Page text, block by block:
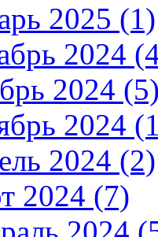
2025 (1)
2024
2024 (5)
2024
2024 (2)
2024 (7)